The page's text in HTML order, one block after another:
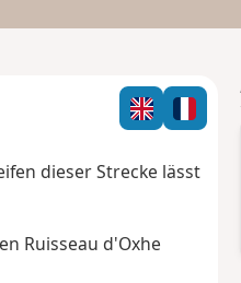
dieser Strecke lässt
Ruisseau d'Oxhe